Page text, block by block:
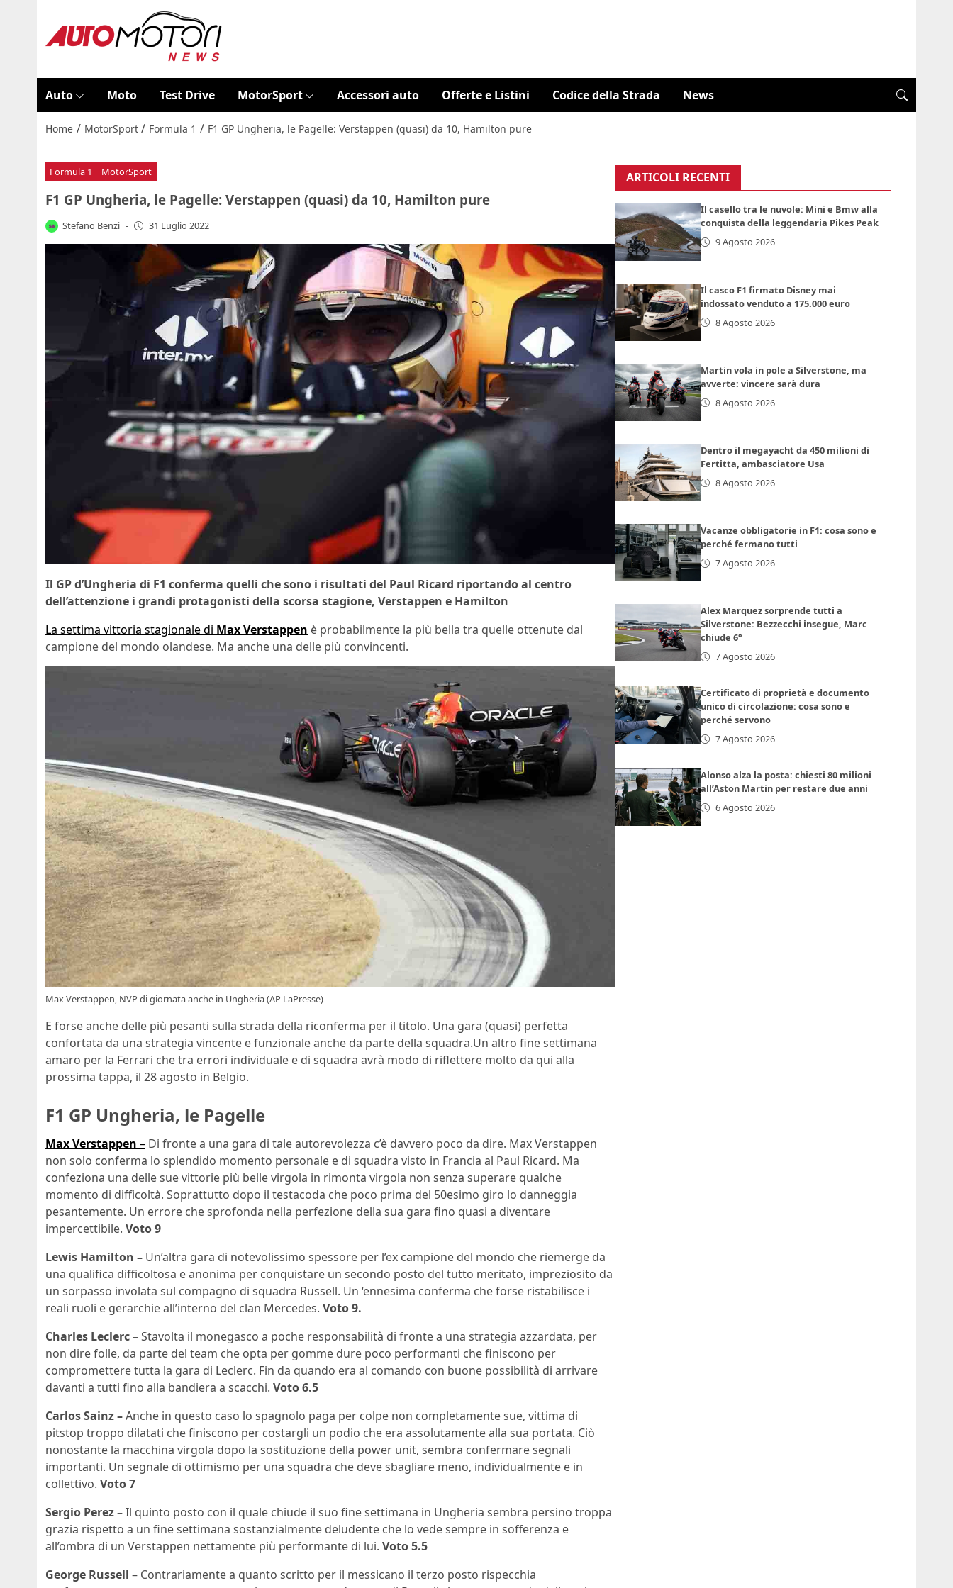
Auto Moto Test Drive MotorSport Accessori auto Offerte e Listini Codice della Strada News
Home / MotorSport / Formula 1 / F1 GP Ungheria, le Pagelle: Verstappen (quasi) da 10, Hamilton pure
Formula 1 MotorSport
F1 GP Ungheria, le Pagelle: Verstappen (quasi) da 10, Hamilton pure
Stefano Benzi - 31 Luglio 2022
Il GP d’Ungheria di F1 conferma quelli che sono i risultati del Paul Ricard riportando al centro
dell’attenzione i grandi protagonisti della scorsa stagione, Verstappen e Hamilton
La settima vittoria stagionale di Max Verstappen è probabilmente la più bella tra quelle ottenute dal
campione del mondo olandese. Ma anche una delle più convincenti.
Max Verstappen, NVP di giornata anche in Ungheria (AP LaPresse)
E forse anche delle più pesanti sulla strada della riconferma per il titolo. Una gara (quasi) perfetta
confortata da una strategia vincente e funzionale anche da parte della squadra.Un altro fine settimana
amaro per la Ferrari che tra errori individuale e di squadra avrà modo di riflettere molto da qui alla
prossima tappa, il 28 agosto in Belgio.
F1 GP Ungheria, le Pagelle
Max Verstappen – Di fronte a una gara di tale autorevolezza c’è davvero poco da dire. Max Verstappen
non solo conferma lo splendido momento personale e di squadra visto in Francia al Paul Ricard. Ma
confeziona una delle sue vittorie più belle virgola in rimonta virgola non senza superare qualche
momento di difficoltà. Soprattutto dopo il testacoda che poco prima del 50esimo giro lo danneggia
pesantemente. Un errore che sprofonda nella perfezione della sua gara fino quasi a diventare
impercettibile. Voto 9
Lewis Hamilton – Un’altra gara di notevolissimo spessore per l’ex campione del mondo che riemerge da
una qualifica difficoltosa e anonima per conquistare un secondo posto del tutto meritato, impreziosito da
un sorpasso involata sul compagno di squadra Russell. Un ‘ennesima conferma che forse ristabilisce i
reali ruoli e gerarchie all’interno del clan Mercedes. Voto 9.
Charles Leclerc –Stavolta il monegasco a poche responsabilità di fronte a una strategia azzardata, per
non dire folle, da parte del team che opta per gomme dure poco performanti che finiscono per
compromettere tutta la gara di Leclerc. Fin da quando era al comando con buone possibilità di arrivare
davanti a tutti fino alla bandiera a scacchi. Voto 6.5
Carlos Sainz –Anche in questo caso lo spagnolo paga per colpe non completamente sue, vittima di
pitstop troppo dilatati che finiscono per costargli un podio che era assolutamente alla sua portata. Ciò
nonostante la macchina virgola dopo la sostituzione della power unit, sembra confermare segnali
importanti. Un segnale di ottimismo per una squadra che deve sbagliare meno, individualmente e in
collettivo. Voto 7
Sergio Perez –Il quinto posto con il quale chiude il suo fine settimana in Ungheria sembra persino troppa
grazia rispetto a un fine settimana sostanzialmente deludente che lo vede sempre in sofferenza e
all’ombra di un Verstappen nettamente più performante di lui. Voto 5.5
George Russell – Contrariamente a quanto scritto per il messicano il terzo posto rispecchia
ARTICOLI RECENTI
Il casello tra le nuvole: Mini e Bmw alla
conquista della leggendaria Pikes Peak
9 Agosto 2026
Il casco F1 firmato Disney mai
indossato venduto a 175.000 euro
8 Agosto 2026
Martin vola in pole a Silverstone, ma
avverte: vincere sarà dura
8 Agosto 2026
Dentro il megayacht da 450 milioni di
Fertitta, ambasciatore Usa
8 Agosto 2026
Vacanze obbligatorie in F1: cosa sono e
perché fermano tutti
7 Agosto 2026
Alex Marquez sorprende tutti a
Silverstone: Bezzecchi insegue, Marc
chiude 6°
7 Agosto 2026
Certificato di proprietà e documento
unico di circolazione: cosa sono e
perché servono
7 Agosto 2026
Alonso alza la posta: chiesti 80 milioni
all’Aston Martin per restare due anni
6 Agosto 2026